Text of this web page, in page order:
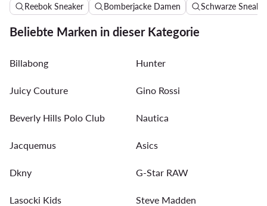
Reebok Sneaker Bomberjacke Damen Schwarze
Beliebte Marken in dieser Kategorie
Billabong Hunter
Juicy Couture Gino Rossi
Beverly Hills Polo Club Nautica
Jacquemus Asics
Dkny G-Star RAW
Lasocki Kids Steve Madden